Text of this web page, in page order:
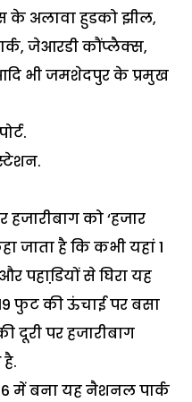
अलावा हुडको झील,
जेआरडी कौंप्लैक्स,
भी जमशेदपुर के प्रमुख
को ‘हजार
जाता है कि कभी यहां 1
पहाडि़यों से घिरा यह
फुट की ऊंचाई पर बसा
दूरी पर हजारीबाग
में बना यह नैशनल पार्क